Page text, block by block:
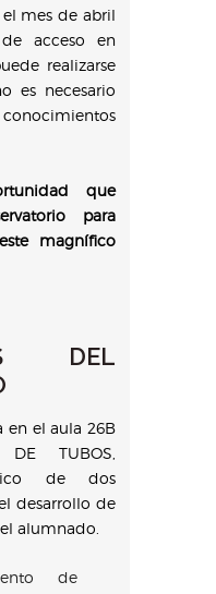
mes de abril
acceso en
realizarse
es necesario
que
para
magnífico
DEL
en el aula 26B
TUBOS,
de dos
desarrollo de
alumnado.
de